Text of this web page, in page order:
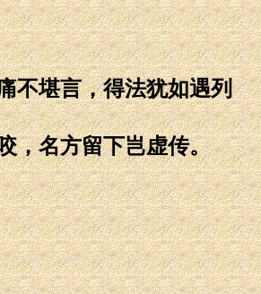
不堪言，得法犹如遇列
，名方留下岂虚传。